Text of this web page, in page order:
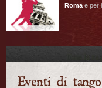
Roma e per